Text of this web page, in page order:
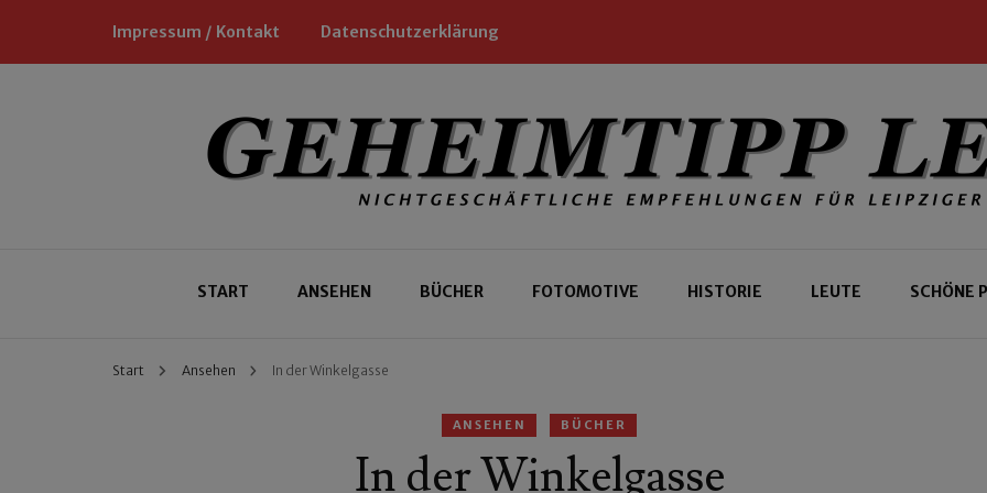
Impressum / Kontakt Datenschutzerklärung
Geheimtipp Leipzig
START ANSEHEN BÜCHER FOTOMOTIVE HISTORIE LEUTE SCHÖNE
Start Ansehen In der Winkelgasse
ANSEHEN BÜCHER
In der Winkelgasse